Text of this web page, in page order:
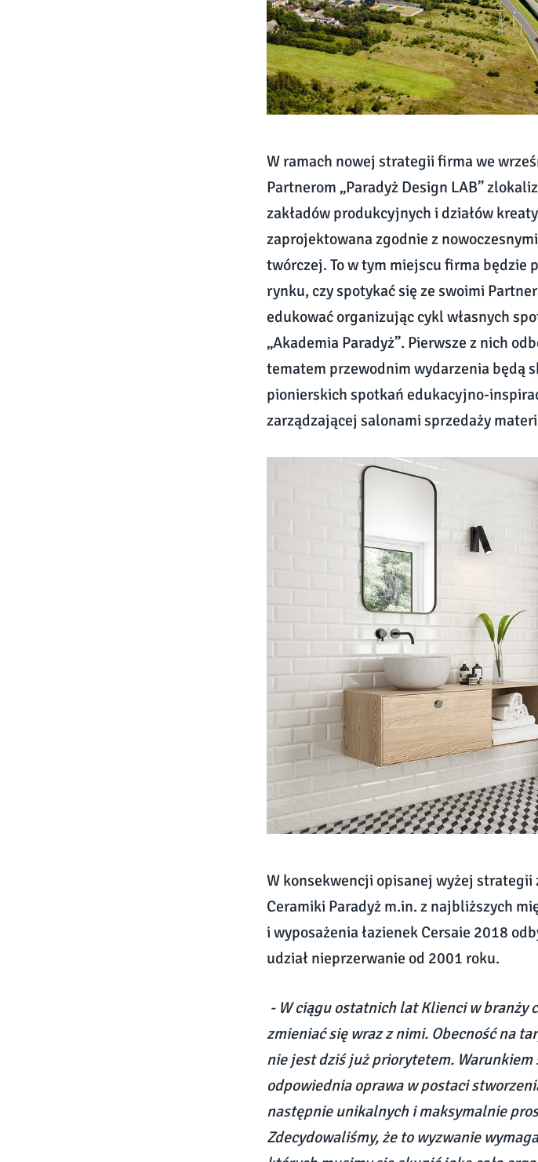
W ramach nowej strategii firma we
Partnerom „Paradyż Design LAB”
zakładów produkcyjnych i działów
zaprojektowana zgodnie z
twórczej. To w tym miejscu firma będzie
rynku, czy spotykać się ze swoimi
edukować organizując cykl własnych
„Akademia Paradyż”. Pierwsze z nich
tematem przewodnim wydarzenia będą
pionierskich spotkań edukacyjno-
zarządzającej salonami sprzedaży
W konsekwencji opisanej wyżej strategii
Ceramiki Paradyż m.in. z najbliższych
i wyposażenia łazienek Cersaie 2018
udział nieprzerwanie od 2001 roku.
- W ciągu ostatnich lat Klienci w branży
zmieniać się wraz z nimi. Obecność na
nie jest dziś już priorytetem.
odpowiednia oprawa w postaci
następnie unikalnych i maksymalnie
Zdecydowaliśmy, że to wyzwanie